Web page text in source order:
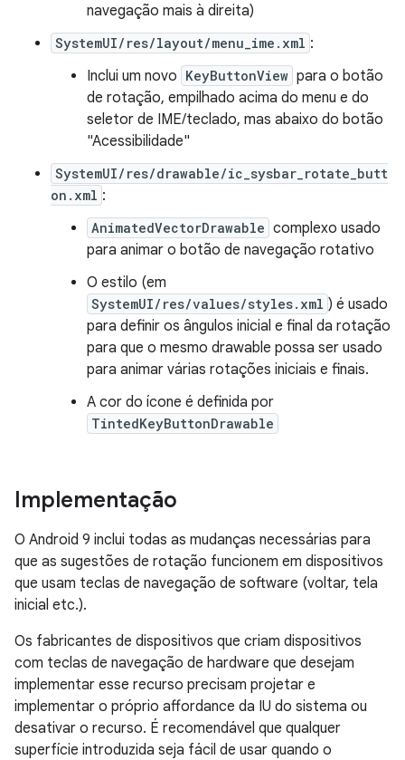
navegação mais à direita)
SystemUI/res/layout/menu_ime.xml :
Inclui um novo KeyButtonView para o botão
de rotação, empilhado acima do menu e do
seletor de IME/teclado, mas abaixo do botão
"Acessibilidade"
SystemUI/res/drawable/ic_sysbar_rotate_butt
on.xml :
AnimatedVectorDrawable complexo usado
para animar o botão de navegação rotativo
O estilo (em
SystemUI/res/values/styles.xml ) é usado
para definir os ângulos inicial e final da rotação
para que o mesmo drawable possa ser usado
para animar várias rotações iniciais e finais.
A cor do ícone é definida por
TintedKeyButtonDrawable
Implementação
O Android 9 inclui todas as mudanças necessárias para
que as sugestões de rotação funcionem em dispositivos
que usam teclas de navegação de software (voltar, tela
inicial etc.).
Os fabricantes de dispositivos que criam dispositivos
com teclas de navegação de hardware que desejam
implementar esse recurso precisam projetar e
implementar o próprio affordance da IU do sistema ou
desativar o recurso. É recomendável que qualquer
superfície introduzida seja fácil de usar quando o